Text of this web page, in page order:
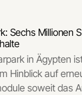
Sechs Millionen
in Ägypten
Hinblick auf
soweit das